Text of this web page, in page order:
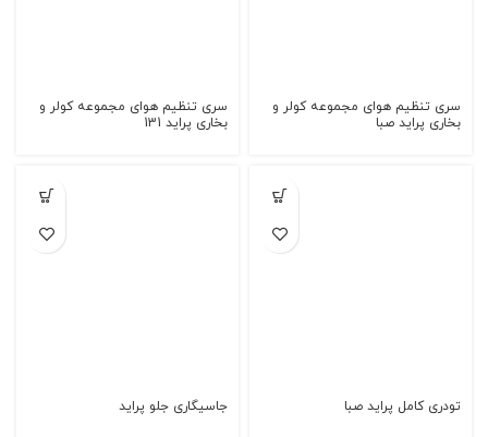
سری تنظیم هوای مجموعه کولر و
بخاری پراید صبا
سری تنظیم هوای مجموعه کولر و
بخاری پراید 131
تودری کامل پراید صبا جاسیگاری جلو پراید